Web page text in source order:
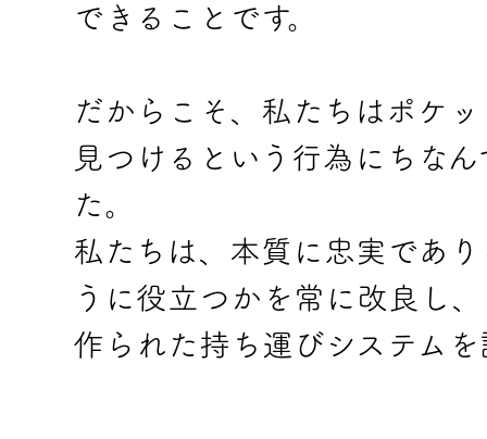
できることです。
だからこそ、私たちはポケ
見つけるという行為にちな
た。
私たちは、本質に忠実であ
うに役立つかを常に改良し
作られた持ち運びシステム